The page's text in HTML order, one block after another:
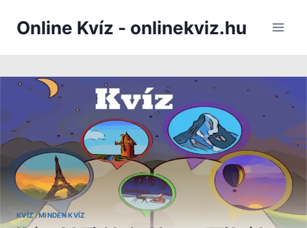
Online Kvíz - onlinekviz.hu
KVÍZ|MINDEN KVÍZ